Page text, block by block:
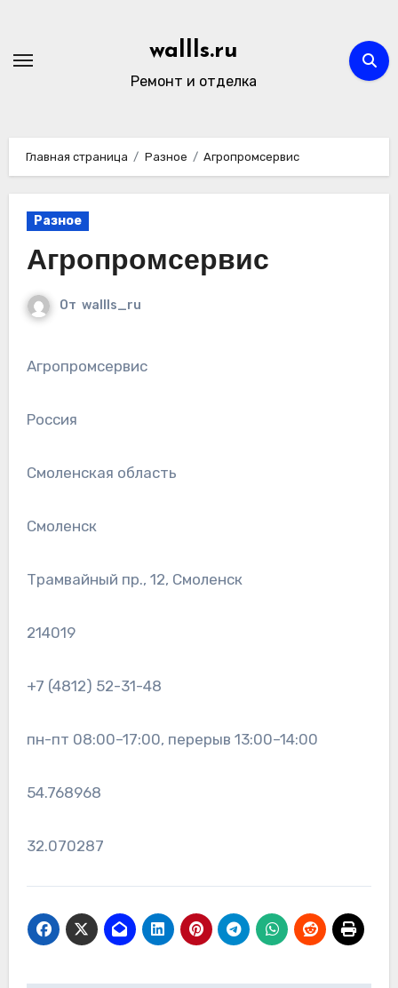
содержимому
wallls.ru
Ремонт и отделка
Главная страница Разное Агропромсервис
Разное
Агропромсервис
От wallls_ru
Агропромсервис
Россия
Смоленская область
Смоленск
Трамвайный пр., 12, Смоленск
214019
+7 (4812) 52-31-48
пн-пт 08:00–17:00, перерыв 13:00–14:00
54.768968
32.070287